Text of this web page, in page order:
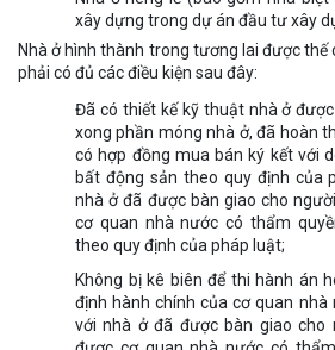
xây dựng trong dự án đầu tư xây
Nhà ở hình thành trong tương lai được
phải có đủ các điều kiện sau đây:
Đã có thiết kế kỹ thuật nhà ở
xong phần móng nhà ở, đã hoàn
có hợp đồng mua bán ký kết với
bất động sản theo quy định của
nhà ở đã được bàn giao cho
cơ quan nhà nước có thẩm
theo quy định của pháp luật;
Không bị kê biên để thi hành án
định hành chính của cơ quan
với nhà ở đã được bàn giao cho